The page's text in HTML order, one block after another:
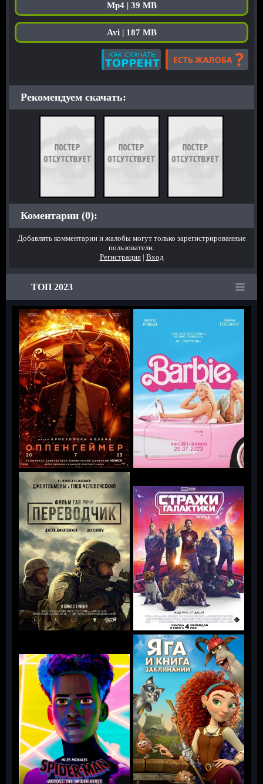
Mp4 | 39 MB
Avi | 187 MB
Рекомендуем скачать:
Коментарии (0):
Добавлять комментарии и жалобы могут только зарегистрированные
пользователи.
Регистрация| Вход
ТОП 2023